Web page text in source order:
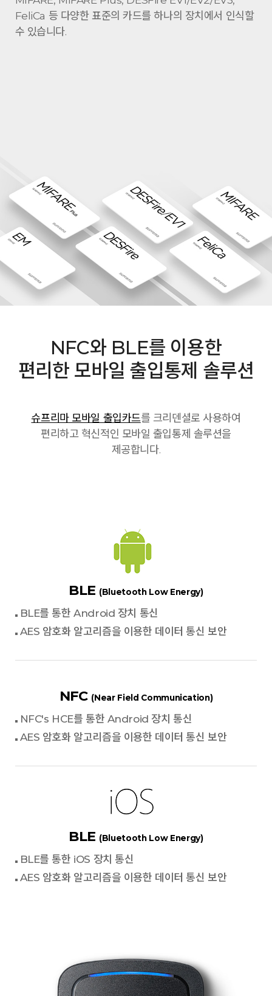
FeliCa 등 다양한 표준의 카드를 하나의 장치에서 인식할
수 있습니다.
NFC와 BLE를 이용한
편리한 모바일 출입통제 솔루션
슈프리마 모바일 출입카드를 크리덴셜로 사용하여
편리하고 혁신적인 모바일 출입통제 솔루션을
제공합니다.
BLE (Bluetooth Low Energy)
BLE를 통한 Android 장치 통신
AES 암호화 알고리즘을 이용한 데이터 통신 보안
NFC (Near Field Communication)
NFC's HCE를 통한 Android 장치 통신
AES 암호화 알고리즘을 이용한 데이터 통신 보안
BLE (Bluetooth Low Energy)
BLE를 통한 iOS 장치 통신
AES 암호화 알고리즘을 이용한 데이터 통신 보안